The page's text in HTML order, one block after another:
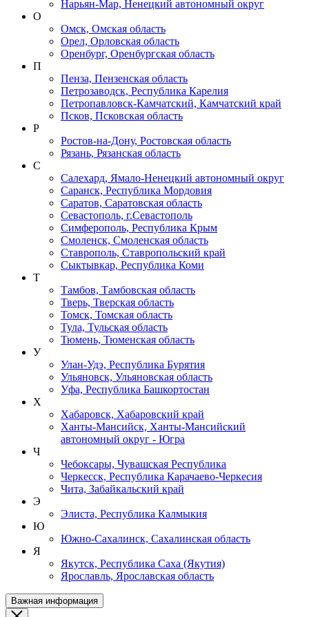
Нарьян-Мар, Ненецкий автономный округ
О
Омск, Омская область
Орел, Орловская область
Оренбург, Оренбургская область
П
Пенза, Пензенская область
Петрозаводск, Республика Карелия
Петропавловск-Камчатский, Камчатский край
Псков, Псковская область
Р
Ростов-на-Дону, Ростовская область
Рязань, Рязанская область
С
Салехард, Ямало-Ненецкий автономный округ
Саранск, Республика Мордовия
Саратов, Саратовская область
Севастополь, г.Севастополь
Симферополь, Республика Крым
Смоленск, Смоленская область
Ставрополь, Ставропольский край
Сыктывкар, Республика Коми
Т
Тамбов, Тамбовская область
Тверь, Тверская область
Томск, Томская область
Тула, Тульская область
Тюмень, Тюменская область
У
Улан-Удэ, Республика Бурятия
Ульяновск, Ульяновская область
Уфа, Республика Башкортостан
Х
Хабаровск, Хабаровский край
Ханты-Мансийск, Ханты-Мансийский
автономный округ - Югра
Ч
Чебоксары, Чувашская Республика
Черкесск, Республика Карачаево-Черкесия
Чита, Забайкальский край
Э
Элиста, Республика Калмыкия
Ю
Южно-Сахалинск, Сахалинская область
Я
Якутск, Республика Саха (Якутия)
Ярославль, Ярославская область
Важная информация